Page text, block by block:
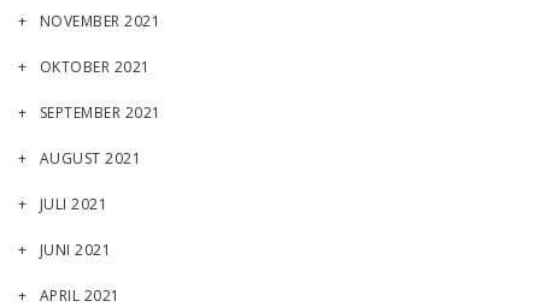
NOVEMBER 2021
OKTOBER 2021
SEPTEMBER 2021
AUGUST 2021
JULI 2021
JUNI 2021
APRIL 2021